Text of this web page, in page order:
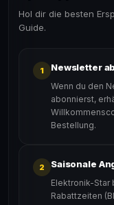
Hol dir die besten
Guide.
1 Newsletter
Wenn du den
abonnierst,
Bestellung.
2 Saisonale
Elektronik-
Rabattzeiten